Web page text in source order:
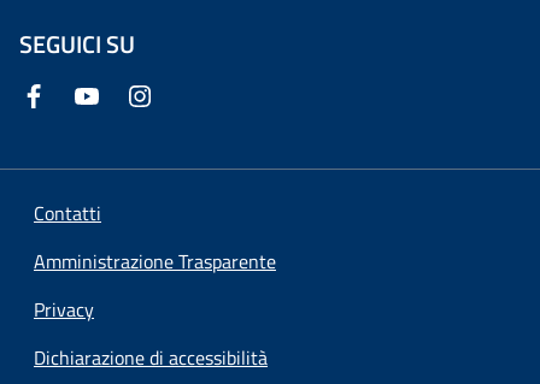
SEGUICI SU
Contatti
Amministrazione Trasparente
Privacy
Dichiarazione di accessibilità